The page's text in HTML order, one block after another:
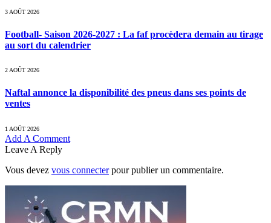
3 AOÛT 2026
Football- Saison 2026-2027 : La faf procèdera demain au tirage
au sort du calendrier
2 AOÛT 2026
Naftal annonce la disponibilité des pneus dans ses points de
ventes
1 AOÛT 2026
Add A Comment
Leave A Reply
Vous devez vous connecterpour publier un commentaire.